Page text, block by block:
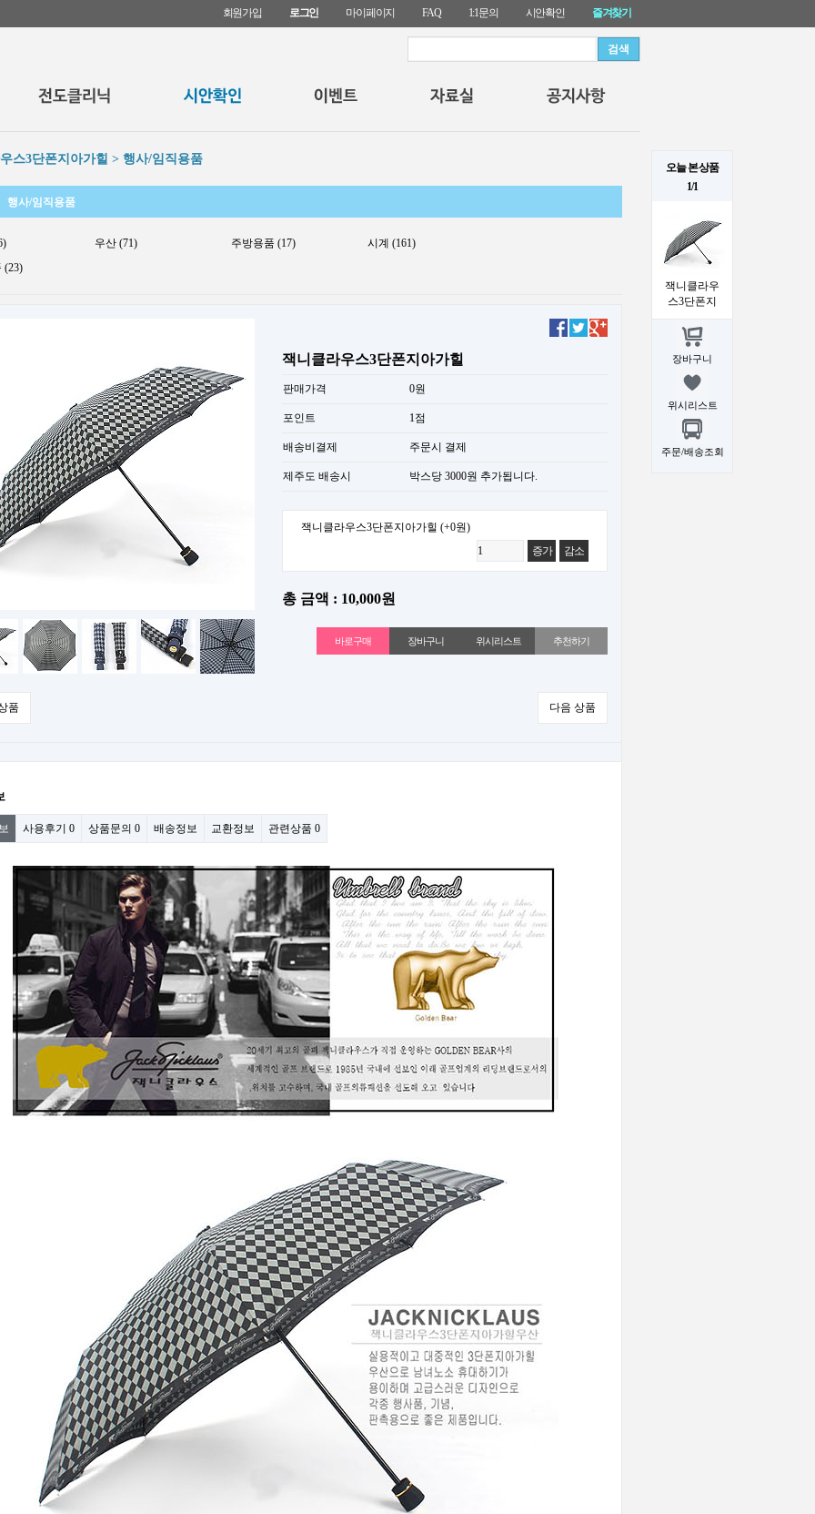
회원가입 로그인 마이페이지 FAQ 1:1문의 시안확인 즐겨찾기
오늘 본 상품
1/1
잭니클라우
스3단폰지
장바구니
위시리스트
주문/배송조회
스3단폰지아가힐 > 행사/임직용품
행사/임직용품
우산 (71) 주방용품 (17)
시계 (161)
(23)
잭니클라우스3단폰지아가힐
판매가격 0원
포인트 1점
배송비결제 주문시 결제
제주도 배송시 박스당 3000원 추가됩니다.
잭니클라우스3단폰지아가힐 (+0원)
증가
감소
총 금액 : 10,000원
위시리스트 추천하기
품 다음 상품
사용후기 0 상품문의 0 배송정보 교환정보 관련상품 0